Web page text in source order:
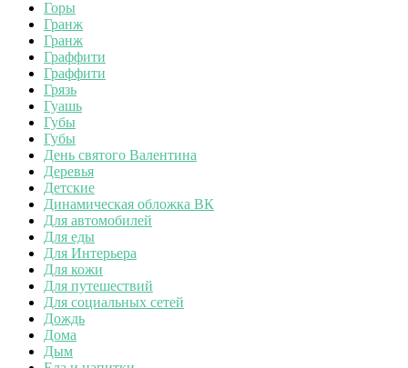
Горы
Гранж
Гранж
Граффити
Граффити
Грязь
Гуашь
Губы
Губы
День святого Валентина
Деревья
Детские
Динамическая обложка ВК
Для автомобилей
Для еды
Для Интерьера
Для кожи
Для путешествий
Для социальных сетей
Дождь
Дома
Дым